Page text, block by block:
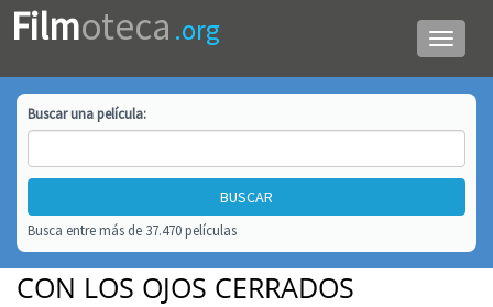
Menú
de
Filmoteca .org
Buscar unapelícula:
Busca entre más de 37.470 películas
CON LOS OJOS CERRADOS